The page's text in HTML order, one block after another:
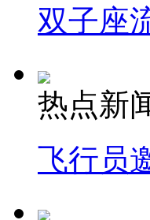
双子座
热点新
飞行员